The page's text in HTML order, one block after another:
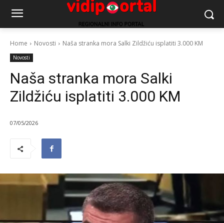
Home Novosti Naša stranka mora Salki Zildžiću isplatiti 3.000 KM
Novosti
Naša stranka mora Salki
Zildžiću isplatiti 3.000 KM
07/05/2026